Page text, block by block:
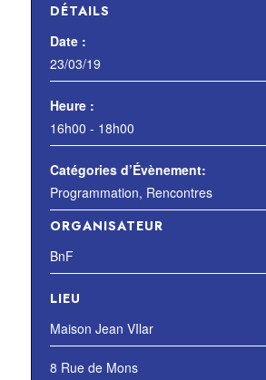
DÉTAILS
Date :
23/03/19
Heure :
16h00 - 18h00
Catégories d’Évènement:
Programmation, Rencontres
ORGANISATEUR
BnF
LIEU
Maison Jean VIlar
8 Rue de Mons